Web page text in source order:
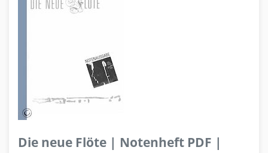
Die neue Flöte | Notenheft PDF |